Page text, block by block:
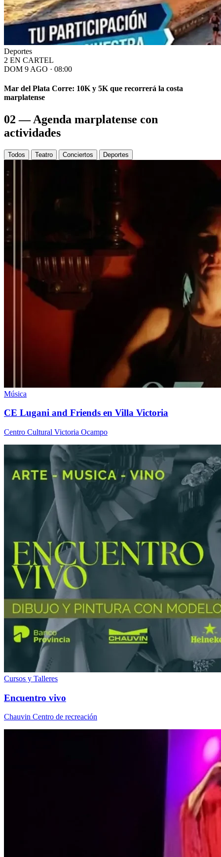
Deportes
2 EN CARTEL
DOM 9 AGO · 08:00
Mar del Plata Corre: 10K y 5K que recorrerá la costa
marplatense
02 — Agenda marplatense con
actividades
Todos Teatro Conciertos Deportes
Música
CE Lugani and Friends en Villa Victoria
Centro Cultural Victoria Ocampo
Cursos y Talleres
Encuentro vivo
Chauvin Centro de recreación